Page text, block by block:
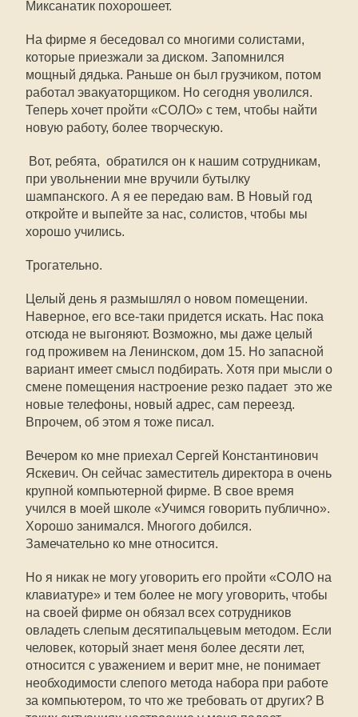
Миксанатик похорошеет.
На фирме я беседовал со многими солистами,
которые приезжали за диском. Запомнился
мощный дядька. Раньше он был грузчиком, потом
работал эвакуаторщиком. Но сегодня уволился.
Теперь хочет пройти «СОЛО» с тем, чтобы найти
новую работу, более творческую.
 Вот, ребята,  обратился он к нашим сотрудникам, 
при увольнении мне вручили бутылку
шампанского. А я ее передаю вам. В Новый год
откройте и выпейте за нас, солистов, чтобы мы
хорошо учились.
Трогательно.
Целый день я размышлял о новом помещении.
Наверное, его все-таки придется искать. Нас пока
отсюда не выгоняют. Возможно, мы даже целый
год проживем на Ленинском, дом 15. Но запасной
вариант имеет смысл подбирать. Хотя при мысли о
смене помещения настроение резко падает  это же
новые телефоны, новый адрес, сам переезд.
Впрочем, об этом я тоже писал.
Вечером ко мне приехал Сергей Константинович
Яскевич. Он сейчас заместитель директора в очень
крупной компьютерной фирме. В свое время
учился в моей школе «Учимся говорить публично».
Хорошо занимался. Многого добился.
Замечательно ко мне относится.
Но я никак не могу уговорить его пройти «СОЛО на
клавиатуре» и тем более не могу уговорить, чтобы
на своей фирме он обязал всех сотрудников
овладеть слепым десятипальцевым методом. Если
человек, который знает меня более десяти лет,
относится с уважением и верит мне, не понимает
необходимости слепого метода набора при работе
за компьютером, то что же требовать от других? В